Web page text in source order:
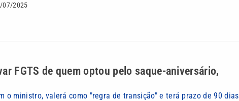
07/2025
FGTS de quem optou pelo saque-aniversário,
o ministro, valerá como "regra de transição" e terá prazo de 90 dias